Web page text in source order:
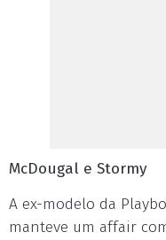
McDougal e Stormy
A ex-modelo da
manteve um affair